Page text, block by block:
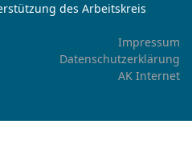
des Arbeitskreis
Impressum
Datenschutzerklärung
AK Internet